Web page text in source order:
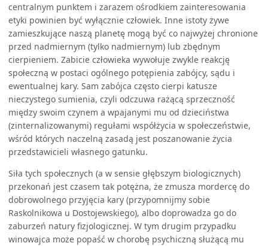
centralnym punktem i zarazem ośrodkiem zainteresowania
etyki powinien być wyłącznie człowiek. Inne istoty żywe
zamieszkujące naszą planetę mogą być co najwyżej chronione
przed nadmiernym (tylko nadmiernym) lub zbędnym
cierpieniem. Zabicie człowieka wywołuje zwykle reakcję
społeczną w postaci ogólnego potępienia zabójcy, sądu i
ewentualnej kary. Sam zabójca często cierpi katusze
nieczystego sumienia, czyli odczuwa rażącą sprzeczność
między swoim czynem a wpajanymi mu od dzieciństwa
(zinternalizowanymi) regułami współżycia w społeczeństwie,
wśród których naczelną zasadą jest poszanowanie życia
przedstawicieli własnego gatunku.
Siła tych społecznych (a w sensie głębszym biologicznych)
przekonań jest czasem tak potężna, że zmusza mordercę do
dobrowolnego przyjęcia kary (przypomnijmy sobie
Raskolnikowa u Dostojewskiego), albo doprowadza go do
zaburzeń natury fizjologicznej. W tym drugim przypadku
winowajca może popaść w chorobę psychiczną służącą mu